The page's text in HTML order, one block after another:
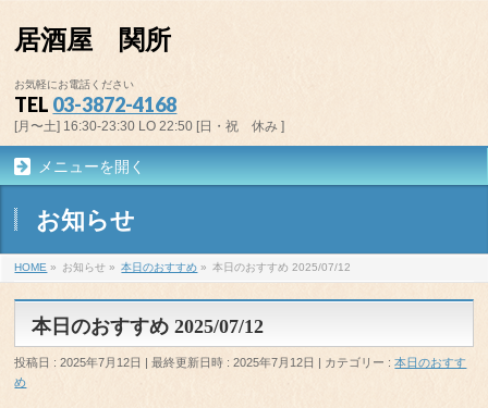
居酒屋 関所
お気軽にお電話ください
TEL 03-3872-4168
[月〜土] 16:30-23:30 LO 22:50 [日・祝 休み ]
メニューを開く
お知らせ
HOME » お知らせ » 本日のおすすめ » 本日のおすすめ 2025/07/12
本日のおすすめ 2025/07/12
投稿日 : 2025年7月12日 最終更新日時 : 2025年7月12日 カテゴリー :本日のおすす
め